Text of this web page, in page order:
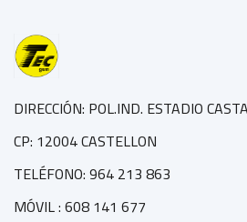
DIRECCIÓN: POL.IND. ESTADIO
CP: 12004 CASTELLON
TELÉFONO: 964 213 863
MÓVIL : 608 141 677